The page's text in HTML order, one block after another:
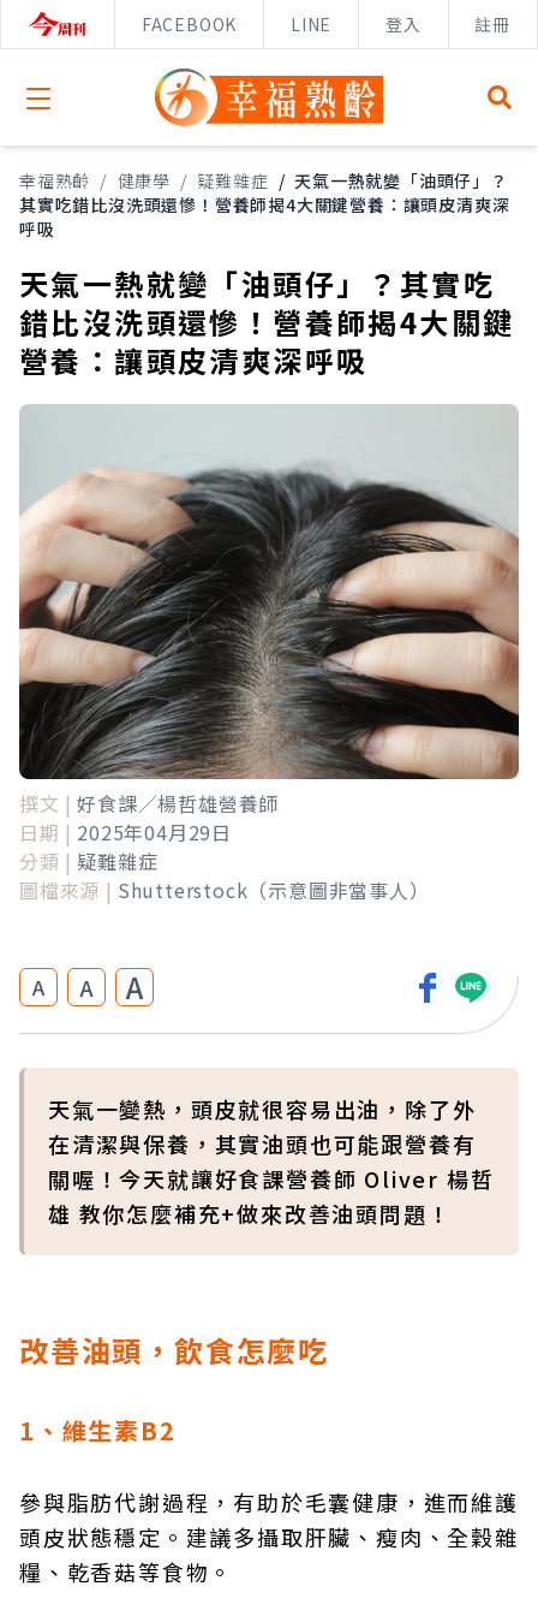
FACEBOOK LINE 登入 註冊
Open menu
幸福熟齡 / 健康學 / 疑難雜症 / 天氣一熱就變「油頭仔」？
其實吃錯比沒洗頭還慘！營養師揭4大關鍵營養：讓頭皮清爽深
呼吸
天氣一熱就變「油頭仔」？其實吃
錯比沒洗頭還慘！營養師揭4大關鍵
營養：讓頭皮清爽深呼吸
撰文 | 好食課／楊哲雄營養師
日期 | 2025年04月29日
分類 | 疑難雜症
圖檔來源 | Shutterstock（示意圖非當事人）
A A A
天氣一變熱，頭皮就很容易出油，除了外
在清潔與保養，其實油頭也可能跟營養有
關喔！今天就讓好食課營養師 Oliver 楊哲
雄 教你怎麼補充+做來改善油頭問題！
改善油頭，飲食怎麼吃
1、維生素B2
參與脂肪代謝過程，有助於毛囊健康，進而維護
頭皮狀態穩定。建議多攝取肝臟、瘦肉、全穀雜
糧、乾香菇等食物。